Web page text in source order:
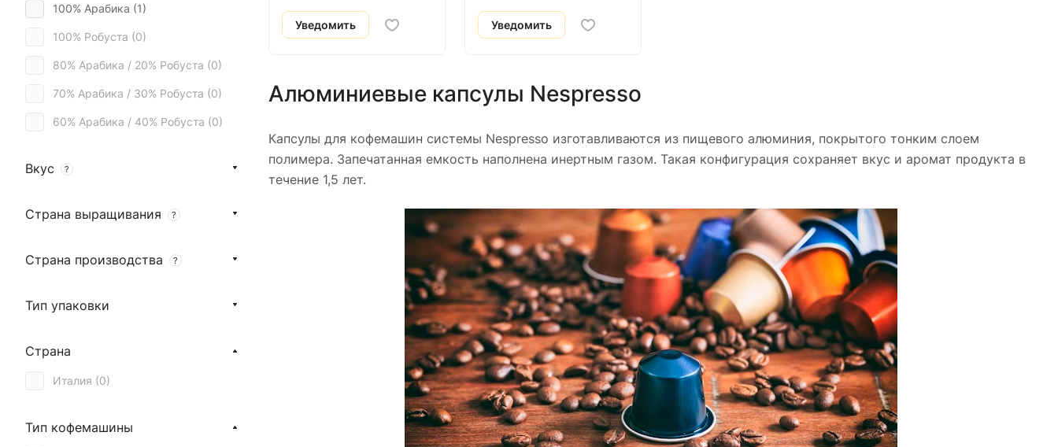
Уведомить Уведомить
Алюминиевые капсулы Nespresso
Капсулы для кофемашин системы Nespresso изготавливаются из пищевого алюминия, покрытого тонким слоем
полимера. Запечатанная емкость наполнена инертным газом. Такая конфигурация сохраняет вкус и аромат продукта в
течение 1,5 лет.
100% Арабика (1)
100% Робуста (0)
80% Арабика / 20% Робуста (0)
70% Арабика / 30% Робуста (0)
60% Арабика / 40% Робуста (0)
Вкус ?
Страна выращивания ?
Страна производства ?
Тип упаковки
Страна
Италия (0)
Тип кофемашины